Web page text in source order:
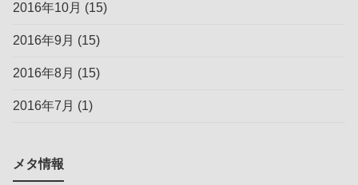
2016年10月 (15)
2016年9月 (15)
2016年8月 (15)
2016年7月 (1)
メタ情報